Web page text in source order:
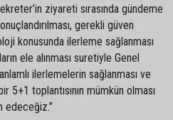
ziyareti sırasında gündeme
gerekli güven
konusunda ilerleme sağlanması
ele alınması suretiyle Genel
ilerlemelerin sağlanması ve
5+1 toplantısının mümkün olması
edeceğiz.”